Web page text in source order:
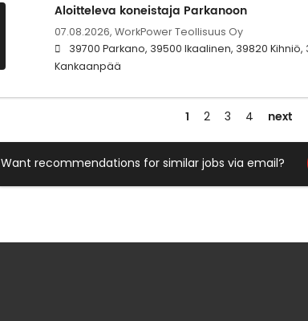
Aloitteleva koneistaja Parkanoon
07.08.2026, WorkPower Teollisuus Oy
39700 Parkano, 39500 Ikaalinen, 39820
Kankaanpää
1 2 3 4 next
Want recommendations for similar jobs via email?